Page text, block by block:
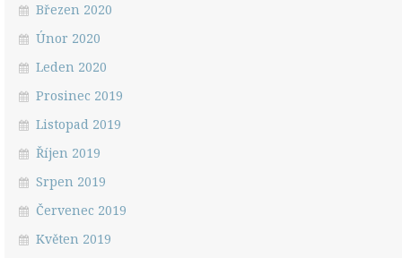
Březen 2020
Únor 2020
Leden 2020
Prosinec 2019
Listopad 2019
Říjen 2019
Srpen 2019
Červenec 2019
Květen 2019